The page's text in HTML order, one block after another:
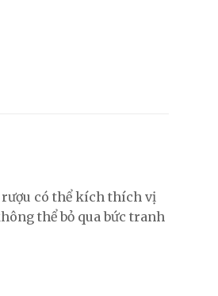
có thể kích thích vị
thể bỏ qua bức tranh